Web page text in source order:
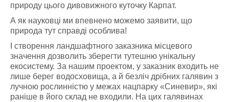
природу цього дивовижного куточку Карпат.
А як науковці ми впевнено можемо заявити, що
природа тут справді особлива!
І створення ландшафтного заказника місцевого
значення дозволить зберегти тутешню унікальну
екосистему. За нашим проектом, у заказник входить не
лише берег водосховища, а й безліч дрібних галявин з
лучною рослинністю у межах нацпарку «Синевир», які
раніше в його склад не входили. На цих галявинах